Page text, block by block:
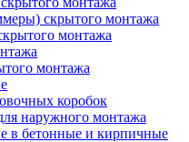
скрытого монтажа
монтажа
монтажа
коробок
наружного монтажа
в бетонные и кирпичные